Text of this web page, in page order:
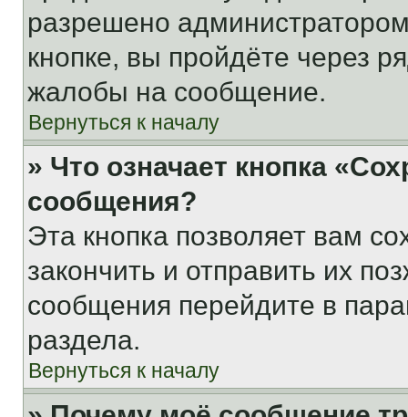
разрешено
кнопке, вы пройдёте через
жалобы на сообщение.
Вернуться к началу
» Что означает кнопка
сообщения?
Эта кнопка позволяет вам
закончить и отправить их
сообщения перейдите в
раздела.
Вернуться к началу